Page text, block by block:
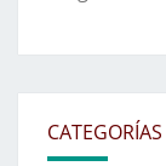
CATEGORÍAS